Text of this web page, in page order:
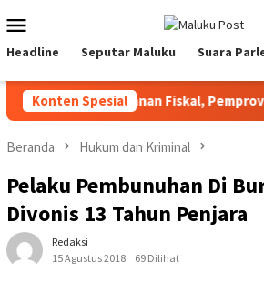
ke
kontenMobile
Headline Seputar Maluku Suara
Konten Spesial
Di Tengah Tekanan Fiskal, Pemprov
Beranda Hukum dan Kriminal
Pelaku Pembunuhan Di
Divonis 13 Tahun Penjara
Redaksi
15 Agustus 2018
69 Dilihat